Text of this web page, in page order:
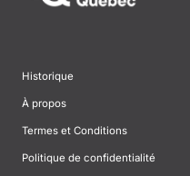
Historique
À propos
Termes et Conditions
Politique de confidentialité